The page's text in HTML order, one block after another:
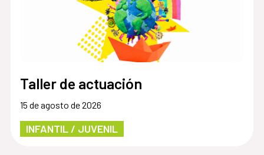
Taller de actuación
15 de agosto de 2026
INFANTIL / JUVENIL